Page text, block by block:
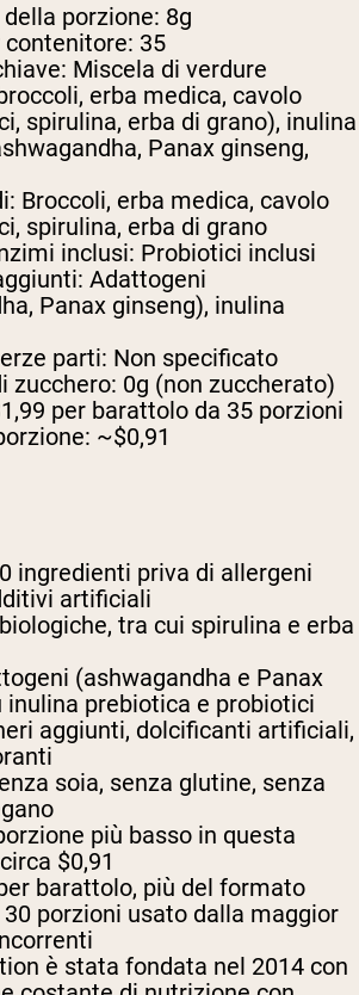
porzione: 8g
35
Miscela di verdure
erba medica, cavolo
spirulina, erba di grano), inulina
Panax ginseng,
Broccoli, erba medica, cavolo
spirulina, erba di grano
inclusi: Probiotici inclusi
Adattogeni
Panax ginseng), inulina
parti: Non specificato
zucchero: 0g (non zuccherato)
per barattolo da 35 porzioni
~$0,91
ingredienti priva di allergeni
artificiali
tra cui spirulina e erba
(ashwagandha e Panax
inulina prebiotica e probiotici
aggiunti, dolcificanti artificiali,
soia, senza glutine, senza
più basso in questa
$0,91
barattolo, più del formato
porzioni usato dalla maggior
è stata fondata nel 2014 con